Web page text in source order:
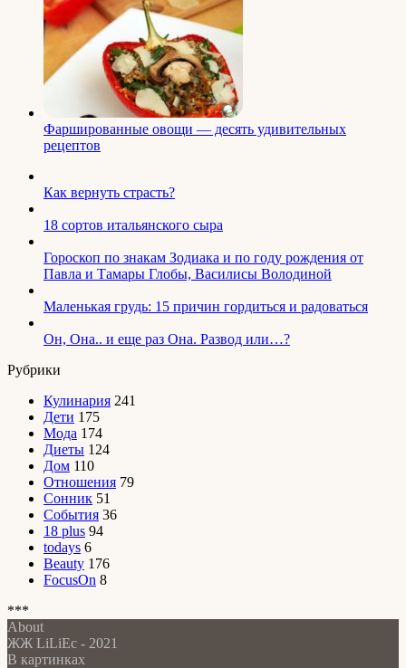
Фаршированные овощи — десять удивительных
рецептов
Как вернуть страсть?
18 сортов итальянского сыра
Гороскоп по знакам Зодиака и по году рождения от
Павла и Тамары Глобы, Василисы Володиной
Маленькая грудь: 15 причин гордиться и радоваться
Он, Она.. и еще раз Она. Развод или…?
Рубрики
Кулинария 241
Дети 175
Мода 174
Диеты 124
Дом 110
Отношения 79
Сонник 51
События 36
18 plus 94
todays 6
Beauty 176
FocusOn 8
***
About
ЖЖ LiLiEc - 2021
В картинках